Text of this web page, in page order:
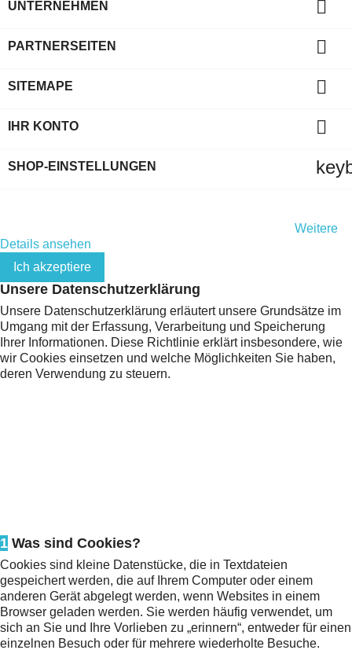
UNTERNEHMEN 
PARTNERSEITEN 
SITEMAPE 
IHR KONTO 
SHOP-EINSTELLUNGEN
Weitere
Details ansehen
Ich akzeptiere
Unsere Datenschutzerklärung
Unsere Datenschutzerklärung erläutert unsere Grundsätze im
Umgang mit der Erfassung, Verarbeitung und Speicherung
Ihrer Informationen. Diese Richtlinie erklärt insbesondere, wie
wir Cookies einsetzen und welche Möglichkeiten Sie haben,
deren Verwendung zu steuern.
1 Was sind Cookies?
Cookies sind kleine Datenstücke, die in Textdateien
gespeichert werden, die auf Ihrem Computer oder einem
anderen Gerät abgelegt werden, wenn Websites in einem
Browser geladen werden. Sie werden häufig verwendet, um
sich an Sie und Ihre Vorlieben zu „erinnern“, entweder für einen
einzelnen Besuch oder für mehrere wiederholte Besuche.